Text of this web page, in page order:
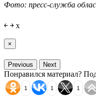
Фото: пресс-служба
￩ ￫ x
×
Previous Next
Понравился материал?
1 1 1